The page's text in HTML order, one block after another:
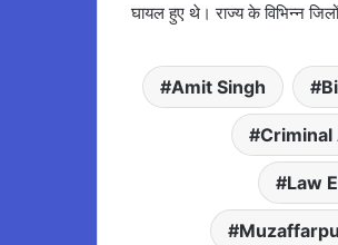
घायल हुए थे। राज्य के विभिन्न
Amit Singh
Law